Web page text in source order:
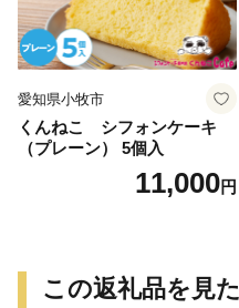
愛知県小牧市
くんねこ シフォンケーキ
（プレーン） 5個入
11,000円
この返礼品を見